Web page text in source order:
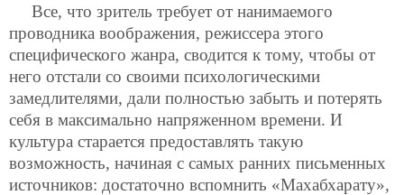
Все, что зритель требует от нанимаемого
проводника воображения, режиссера этого
специфического жанра, сводится к тому, чтобы от
него отстали со своими психологическими
замедлителями, дали полностью забыть и потерять
себя в максимально напряженном времени. И
культура старается предоставлять такую
возможность, начиная с самых ранних письменных
источников: достаточно вспомнить «Махабхарату»,